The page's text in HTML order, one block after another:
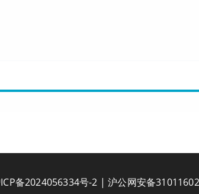
备2024056334号-2 |沪公网安备